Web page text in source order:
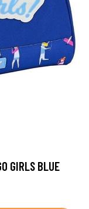
GIRLS BLUE